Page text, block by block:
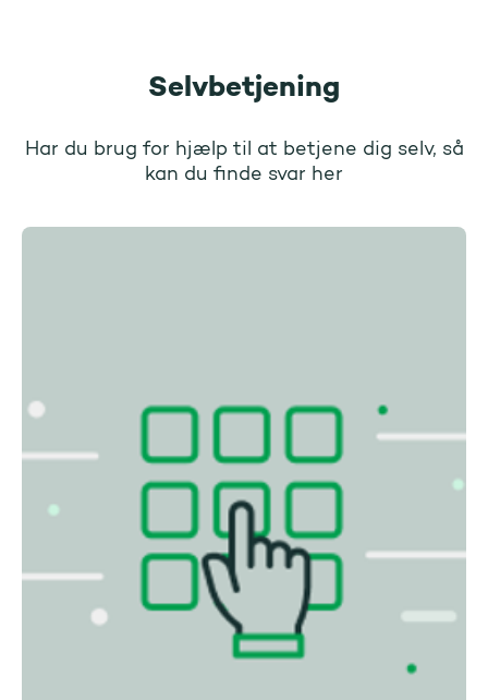
Selvbetjening
Har du brug for hjælp til at betjene dig selv, så
kan du finde svar her